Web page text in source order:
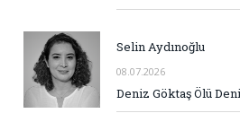
Selin Aydınoğlu
08.07.2026
Deniz Göktaş Ölü